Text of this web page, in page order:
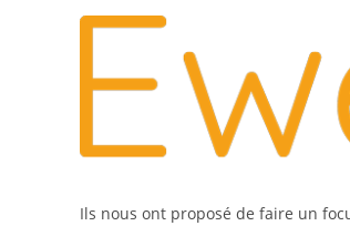
Ils nous ont proposé de faire un